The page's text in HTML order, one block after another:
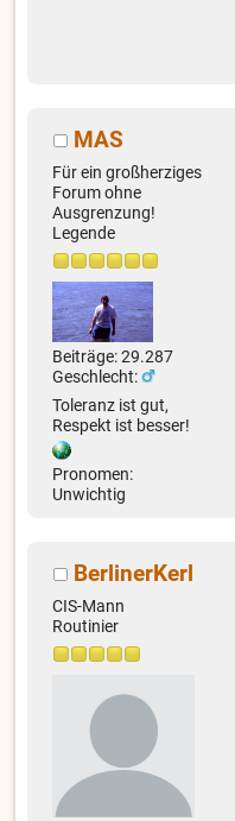
MAS
Für ein großherziges
Forum ohne
Ausgrenzung!
Legende
Beiträge: 29.287
Geschlecht:
Toleranz ist gut,
Respekt ist besser!
Pronomen:
Unwichtig
BerlinerKerl
CIS-Mann
Routinier